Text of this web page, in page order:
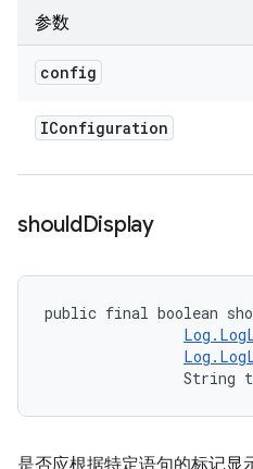
参数
config
IConfiguration
shouldDisplay
public final boolean
String
是否应根据特定语句的标记显